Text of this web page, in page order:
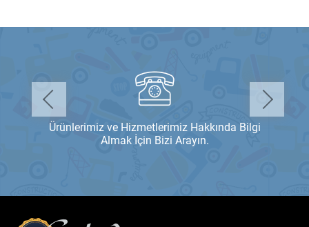
Ürünlerimiz ve Hizmetlerimiz Hakkında Bilgi
Almak İçin Bizi Arayın.